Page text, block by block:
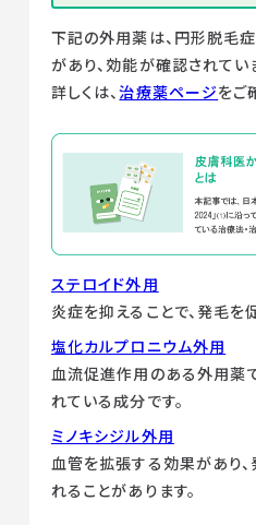
下記の外用薬は、円形脱毛
があり、効能が確認されてい
詳しくは、治療薬ページをご
ステロイド外用
炎症を抑えることで、発毛を
塩化カルプロニウム外用
血流促進作用のある外用薬
れている成分です。
ミノキシジル外用
血管を拡張する効果があり
れることがあります。